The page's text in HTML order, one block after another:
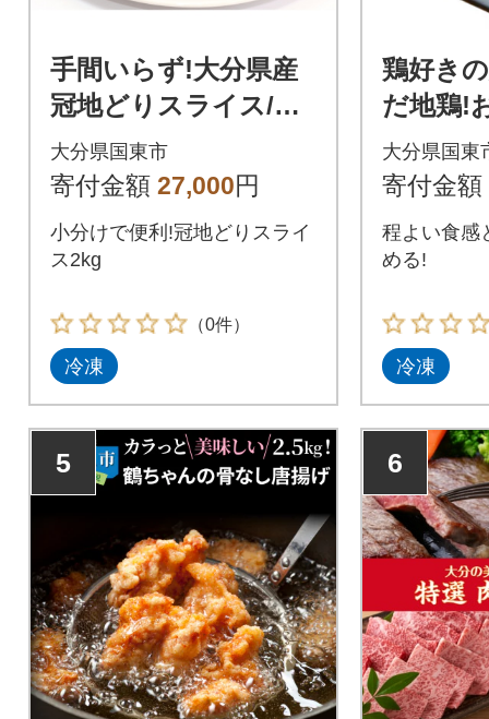
手間いらず!大分県産
冠地どりスライス/モ
モ・ムネ2kg_1831R
大分県国東市
寄付金額 27,000円
小分けで便利!冠地どりスライ
ス2kg
（0件）
冷凍
鶏好き
だ地鶏!
どり1羽
ット
大分県国東
寄付金額
程よい食感
める!
冷凍
5 6